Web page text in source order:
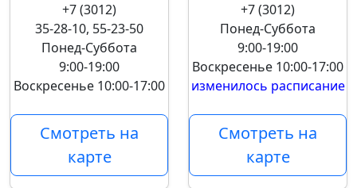
+7 (3012)
35-28-10, 55-23-50
Понед-Суббота
9:00-19:00
Воскресенье 10:00-17:00
Смотреть на
карте
+7 (3012)
Понед-Суббота
9:00-19:00
Воскресенье 10:00-17:00
изменилось расписание
Смотреть на
карте